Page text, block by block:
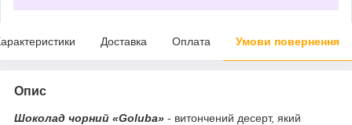
Доставка Оплата Умови повернення
Опис
Шоколад чорний «Goluba» - витончений десерт, який